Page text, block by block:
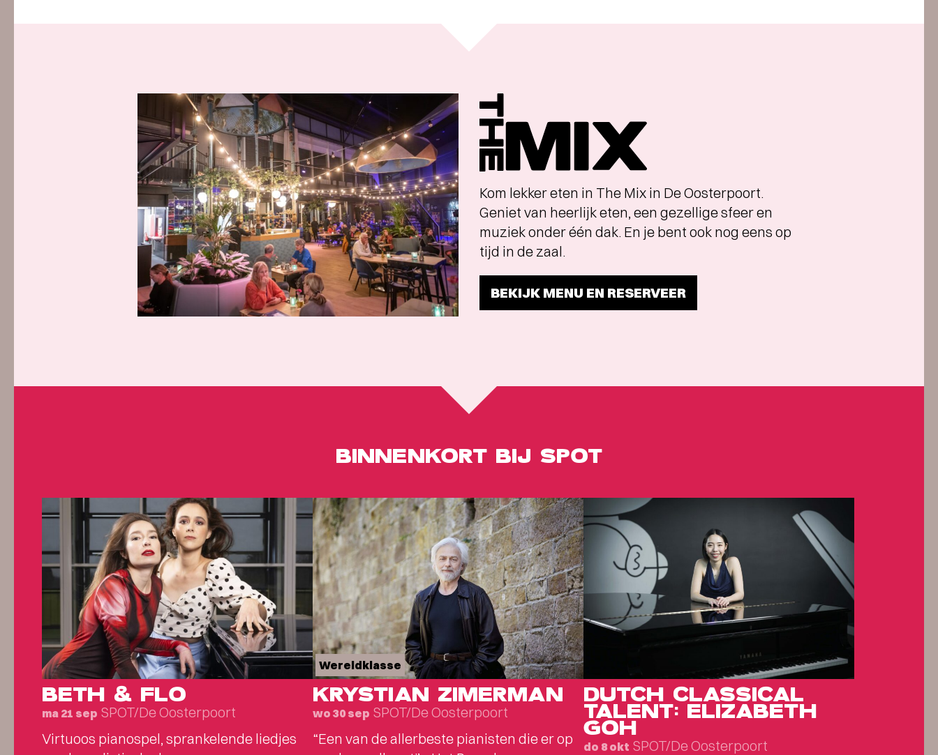
The
Mix
a
la
menu
Kom lekker eten in The Mix in De Oosterpoort.
Geniet van heerlijk eten, een gezellige sfeer en
muziek onder één dak. En je bent ook nog eens op
tijd in de zaal.
BEKIJK MENU EN RESERVEER
BINNENKORT BIJ SPOT
BETH & FLO
ma 21 sep SPOT/De Oosterpoort
Virtuoos pianospel, sprankelende liedjes
Wereldklasse
KRYSTIAN ZIMERMAN
wo 30 sep SPOT/De Oosterpoort
“Een van de allerbeste pianisten die er op
DUTCH CLASSICAL
TALENT: ELIZABETH
GOH
do 8 okt SPOT/De Oosterpoort